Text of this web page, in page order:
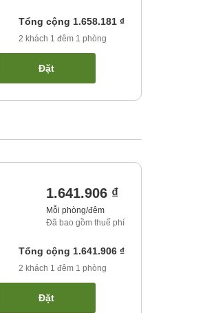
Tổng cộng 1.658.181 ₫
2 khách 1 đêm 1 phòng
Đặt
1.641.906 ₫
Mỗi phòng/đêm
Đã bao gồm thuế phí
Tổng cộng 1.641.906 ₫
2 khách 1 đêm 1 phòng
Đặt